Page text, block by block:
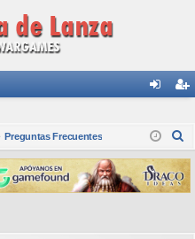
nti
fic
ar
ist
ra
rs
Preguntas Frecuentes
s
c
r